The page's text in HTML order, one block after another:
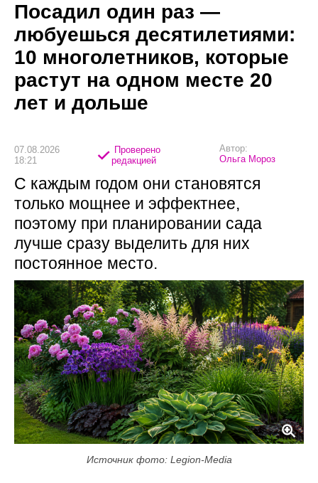
Посадил один раз —
любуешься десятилетиями:
10 многолетников, которые
растут на одном месте 20
лет и дольше
07.08.2026
18:21
Проверено
редакцией
Автор:
Ольга Мороз
С каждым годом они становятся
только мощнее и эффектнее,
поэтому при планировании сада
лучше сразу выделить для них
постоянное место.
Источник фото: Legion-Media